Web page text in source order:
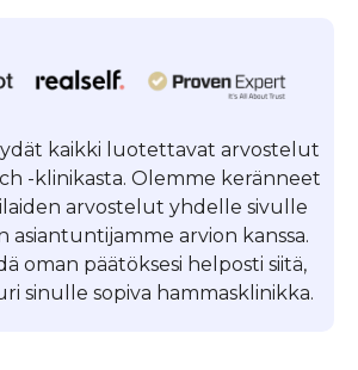
kaikki luotettavat arvostelut
-klinikasta. Olemme keränneet
arvostelut yhdelle sivulle
asiantuntijamme arvion kanssa.
oman päätöksesi helposti siitä,
sinulle sopiva hammasklinikka.